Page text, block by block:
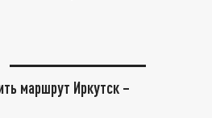
маршрут Иркутск –